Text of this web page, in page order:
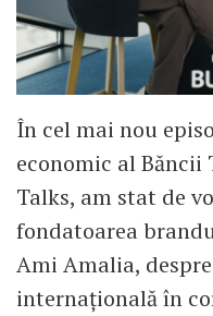
În cel mai nou
economic al Băncii
Talks, am stat de
fondatoarea
Ami Amalia,
internațională în